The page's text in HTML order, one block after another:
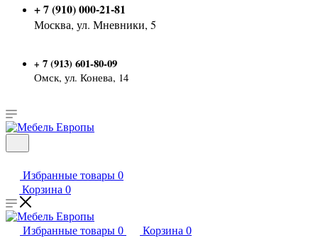
+ 7 (910) 000-21-81
Москва, ул. Мневники, 5
+ 7 (913) 601-80-09
Омск, ул. Конева, 14
Избранные товары 0
Корзина 0
Избранные товары 0 Корзина 0